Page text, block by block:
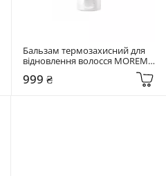
Бальзам термозахисний для
відновлення волосся MOREMO
Recovery Balm B (RE) 120 мл
999 ₴